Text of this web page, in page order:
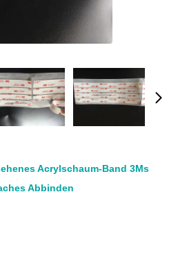
Acrylschaum-Band 3Ms
Abbinden